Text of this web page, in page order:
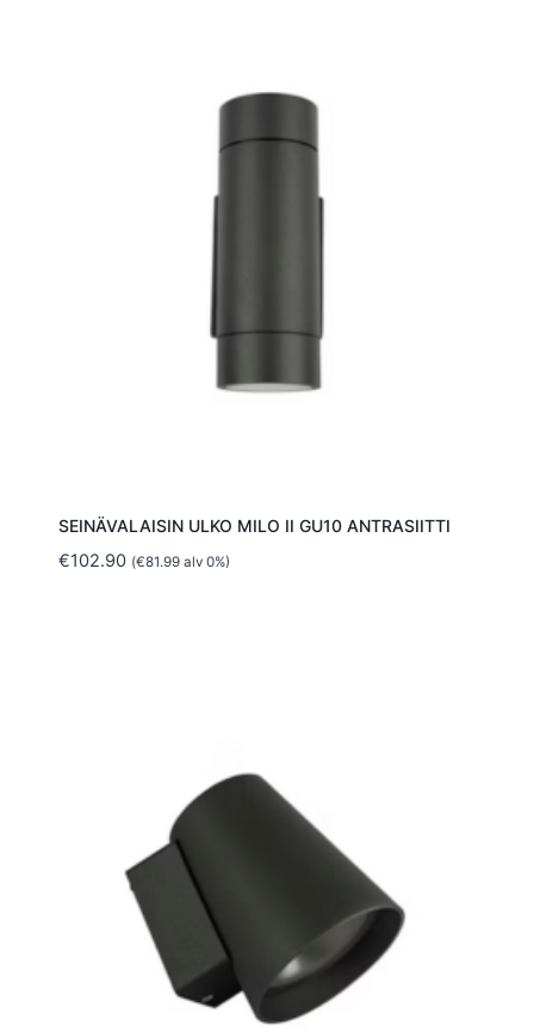
SEINÄVALAISIN ULKO MILO II GU10 ANTRASIITTI
€102.90 (€81.99alv 0%)